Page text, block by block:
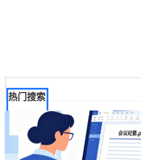
热门搜索